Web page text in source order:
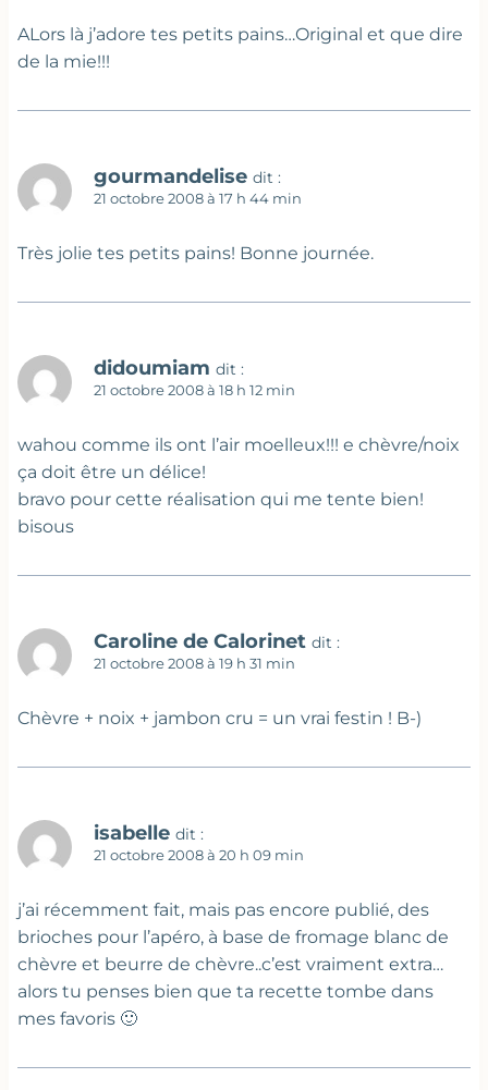
ALors là j’adore tes petits pains…Original et que dire
de la mie!!!
gourmandelise dit :
21 octobre 2008 à 17 h 44 min
Très jolie tes petits pains! Bonne journée.
didoumiam dit :
21 octobre 2008 à 18 h 12 min
wahou comme ils ont l’air moelleux!!! e chèvre/noix
ça doit être un délice!
bravo pour cette réalisation qui me tente bien!
bisous
Caroline de Calorinet dit :
21 octobre 2008 à 19 h 31 min
Chèvre + noix + jambon cru = un vrai festin ! B-)
isabelle dit :
21 octobre 2008 à 20 h 09 min
j’ai récemment fait, mais pas encore publié, des
brioches pour l’apéro, à base de fromage blanc de
chèvre et beurre de chèvre..c’est vraiment extra…
alors tu penses bien que ta recette tombe dans
mes favoris 🙂